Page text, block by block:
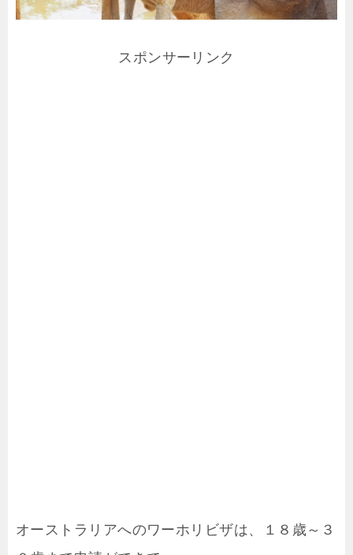
スポンサーリンク
オーストラリアへのワーホリビザは、１８歳～３